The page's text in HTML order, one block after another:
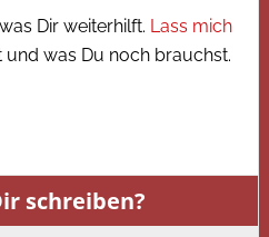
Dir weiterhilft. Lass mich
und was Du noch brauchst.
schreiben?